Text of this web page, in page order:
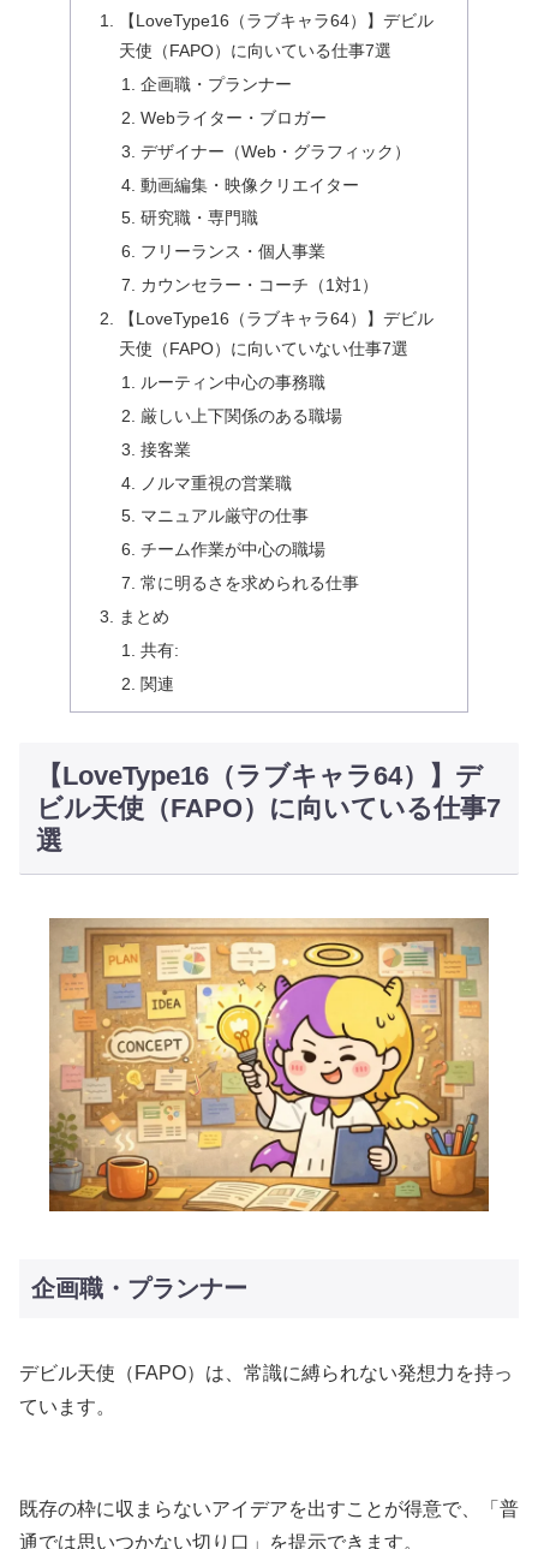
【LoveType16（ラブキャラ64）】デビル
天使（FAPO）に向いている仕事7選
企画職・プランナー
Webライター・ブロガー
デザイナー（Web・グラフィック）
動画編集・映像クリエイター
研究職・専門職
フリーランス・個人事業
カウンセラー・コーチ（1対1）
【LoveType16（ラブキャラ64）】デビル
天使（FAPO）に向いていない仕事7選
ルーティン中心の事務職
厳しい上下関係のある職場
接客業
ノルマ重視の営業職
マニュアル厳守の仕事
チーム作業が中心の職場
常に明るさを求められる仕事
まとめ
共有:
関連
【LoveType16（ラブキャラ64）】デ
ビル天使（FAPO）に向いている仕事7
選
企画職・プランナー
デビル天使（FAPO）は、常識に縛られない発想力を持っ
ています。
既存の枠に収まらないアイデアを出すことが得意で、「普
通では思いつかない切り口」を提示できます。